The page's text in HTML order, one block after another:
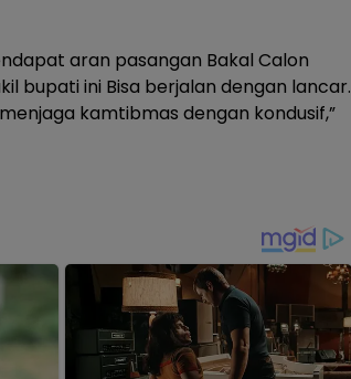
aran pasangan Bakal Calon
bupati ini Bisa berjalan dengan lancar.
kamtibmas dengan kondusif,”